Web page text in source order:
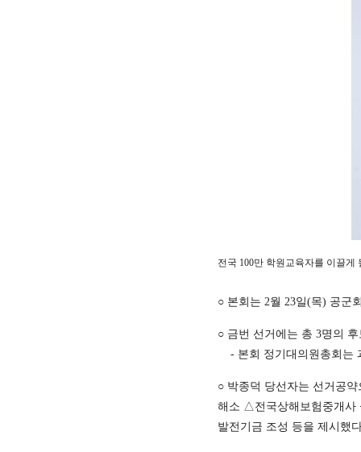
전국 100만 학원교육자를 이끌
○ 본회는 2월 23일(목) 공군
○ 금번 선거에는 총 3명의
- 본회 정기대의원총회는
○ 박종덕 당선자는 선거공
해소 △전국상해보험중개사
발전기금 조성 등을 제시했